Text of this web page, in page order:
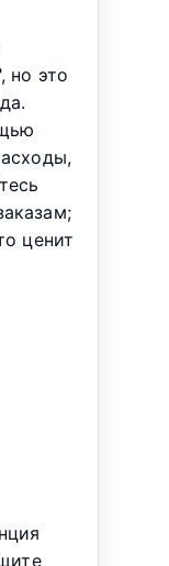
но это
ценит